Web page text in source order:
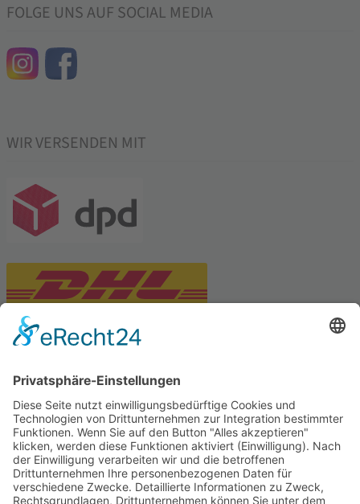
FOLGE UNS AUF SOCIAL MEDIA
WIR VERSENDEN MIT
Tekal – Textile Lebensqualität
Exklusive moderne & Orientteppiche
Feuerwerk XXL
Pyrotechnik online bestellen